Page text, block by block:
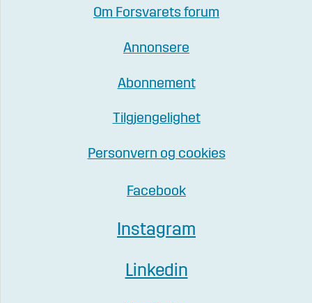
Om Forsvarets forum
Annonsere
Abonnement
Tilgjengelighet
Personvern og cookies
Facebook
Instagram
Linkedin